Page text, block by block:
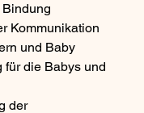
Kommunikation
und Baby
für die Babys und
der